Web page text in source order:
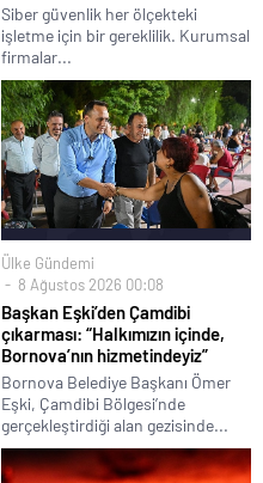
Siber güvenlik her ölçekteki
işletme için bir gereklilik. Kurumsal
firmalar...
Ülke Gündemi
8 Ağustos 2026 00:08
Başkan Eşki’den Çamdibi
çıkarması: “Halkımızın içinde,
Bornova’nın hizmetindeyiz”
Bornova Belediye Başkanı Ömer
Eşki, Çamdibi Bölgesi’nde
gerçekleştirdiği alan gezisinde...